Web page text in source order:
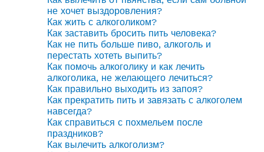
не хочет выздоровления?
Как жить с алкоголиком?
Как заставить бросить пить человека?
Как не пить больше пиво, алкоголь и
перестать хотеть выпить?
Как помочь алкоголику и как лечить
алкоголика, не желающего лечиться?
Как правильно выходить из запоя?
Как прекратить пить и завязать с алкоголем
навсегда?
Как справиться с похмельем после
праздников?
Как вылечить алкоголизм?